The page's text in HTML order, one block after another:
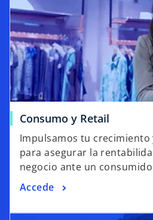
Consumo y Retail
Impulsamos tu
para asegurar la
negocio ante un
Accede